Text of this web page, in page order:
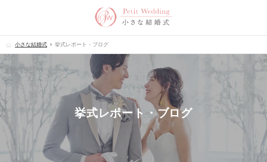
小さな結婚式 挙式レポート・ブログ
挙式レポート・ブログ